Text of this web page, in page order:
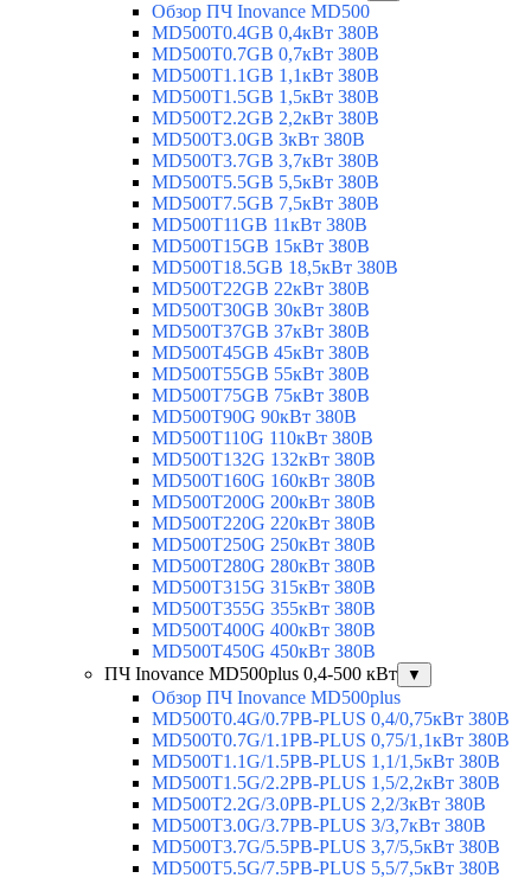
Обзор ПЧ Inovance MD500
MD500T0.4GB 0,4кВт 380В
MD500T0.7GB 0,7кВт 380В
MD500T1.1GB 1,1кВт 380В
MD500T1.5GB 1,5кВт 380В
MD500T2.2GB 2,2кВт 380В
MD500T3.0GB 3кВт 380В
MD500T3.7GB 3,7кВт 380В
MD500T5.5GB 5,5кВт 380В
MD500T7.5GB 7,5кВт 380В
MD500T11GB 11кВт 380В
MD500T15GB 15кВт 380В
MD500T18.5GB 18,5кВт 380В
MD500T22GB 22кВт 380В
MD500T30GB 30кВт 380В
MD500T37GB 37кВт 380В
MD500T45GB 45кВт 380В
MD500T55GB 55кВт 380В
MD500T75GB 75кВт 380В
MD500T90G 90кВт 380В
MD500T110G 110кВт 380В
MD500T132G 132кВт 380В
MD500T160G 160кВт 380В
MD500T200G 200кВт 380В
MD500T220G 220кВт 380В
MD500T250G 250кВт 380В
MD500T280G 280кВт 380В
MD500T315G 315кВт 380В
MD500T355G 355кВт 380В
MD500T400G 400кВт 380В
MD500T450G 450кВт 380В
ПЧ Inovance MD500plus 0,4-500 кВт
▼
Обзор ПЧ Inovance MD500plus
MD500T0.4G/0.7PB-PLUS 0,4/0,75кВт 380В
MD500T0.7G/1.1PB-PLUS 0,75/1,1кВт 380В
MD500T1.1G/1.5PB-PLUS 1,1/1,5кВт 380В
MD500T1.5G/2.2PB-PLUS 1,5/2,2кВт 380В
MD500T2.2G/3.0PB-PLUS 2,2/3кВт 380В
MD500T3.0G/3.7PB-PLUS 3/3,7кВт 380В
MD500T3.7G/5.5PB-PLUS 3,7/5,5кВт 380В
MD500T5.5G/7.5PB-PLUS 5,5/7,5кВт 380В